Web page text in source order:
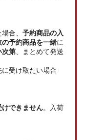
合、 予約商品の入
の予約商品を一緒に
次第、まとめて発送
受け取たい場合
できません。入荷